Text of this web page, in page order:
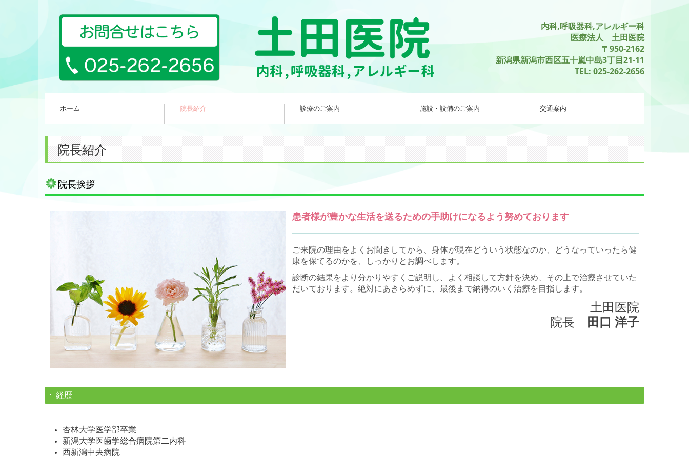
内科,呼吸器科,アレルギー科
医療法人 土田医院
〒950-2162
新潟県新潟市西区五十嵐中島3丁目21-11
TEL: 025-262-2656
ホーム 院長紹介 診療のご案内 施設・設備のご案内 交通案内
院長紹介
院長挨拶
患者様が豊かな生活を送るための手助けになるよう努めております
ご来院の理由をよくお聞きしてから、身体が現在どういう状態なのか、どうなっていったら健
康を保てるのかを、しっかりとお調べします。
診断の結果をより分かりやすくご説明し、よく相談して方針を決め、その上で治療させていた
だいております。 絶対にあきらめずに、最後まで納得のいく治療を目指します。
土田医院
院長 田口 洋子
経歴
杏林大学医学部卒業
新潟大学医歯学総合病院第二内科
西新潟中央病院